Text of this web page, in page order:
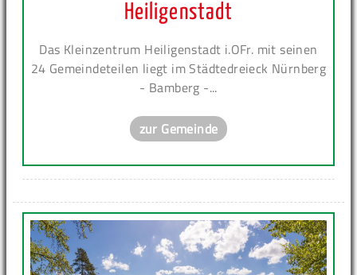
Heiligenstadt
Das Kleinzentrum Heiligenstadt i.OFr. mit seinen
24 Gemeindeteilen liegt im Städtedreieck Nürnberg
- Bamberg -...
zur Gemeinde